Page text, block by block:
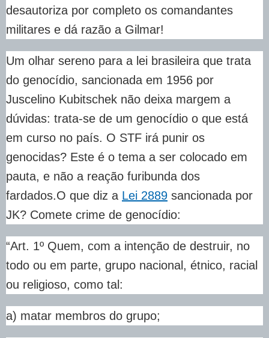
desautoriza por completo os comandantes
militares e dá razão a Gilmar!
Um olhar sereno para a lei brasileira que trata
do genocídio, sancionada em 1956 por
Juscelino Kubitschek não deixa margem a
dúvidas: trata-se de um genocídio o que está
em curso no país. O STF irá punir os
genocidas? Este é o tema a ser colocado em
pauta, e não a reação furibunda dos
fardados.O que diz a Lei 2889 sancionada por
JK? Comete crime de genocídio:
“Art. 1º Quem, com a intenção de destruir, no
todo ou em parte, grupo nacional, étnico, racial
ou religioso, como tal:
a) matar membros do grupo;